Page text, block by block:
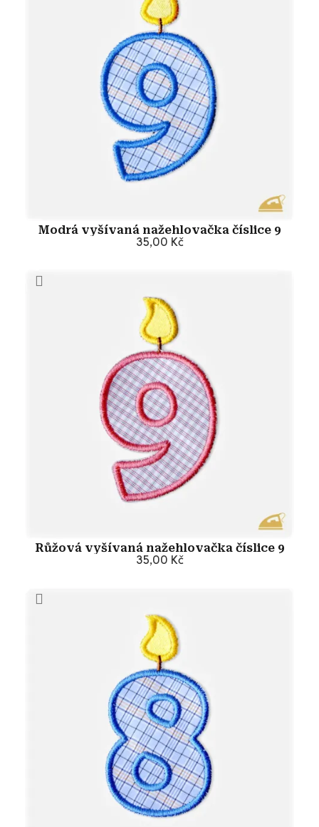
Modrá vyšívaná nažehlovačka číslice 9
35,00 Kč
Přidat do košíku
Růžová vyšívaná nažehlovačka číslice 9
35,00 Kč
Přidat do košíku